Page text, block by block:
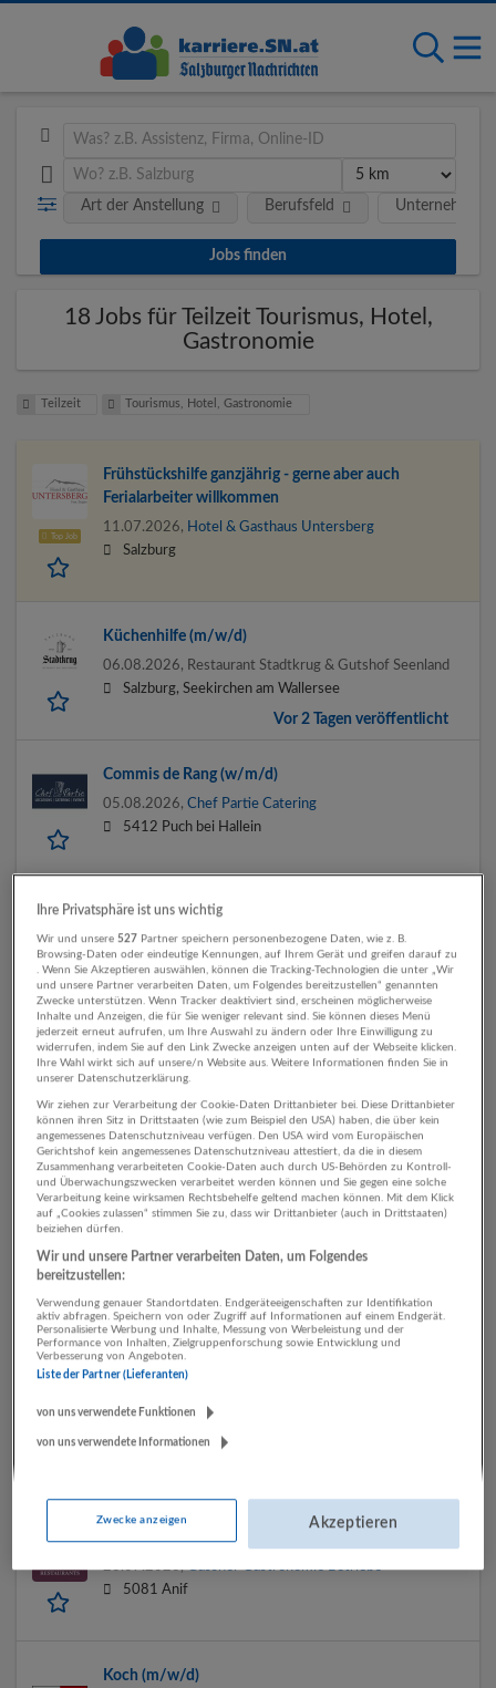
Art der Anstellung Unternehmen
Berufsfeld
18 Jobs für Teilzeit Tourismus, Hotel,
Gastronomie
Teilzeit Tourismus, Hotel, Gastronomie
Top Job
Frühstückshilfe ganzjährig - gerne aber auch
Ferialarbeiter willkommen
11.07.2026, Hotel & Gasthaus Untersberg
Salzburg
Küchenhilfe (m/w/d)
06.08.2026, Restaurant Stadtkrug & Gutshof Seenland
Salzburg, Seekirchen am Wallersee
Vor 2 Tagen veröffentlicht
Commis de Rang (w/m/d)
05.08.2026, Chef Partie Catering
5412 Puch bei Hallein
Geschäftsführung (m/w/d) / Service / Küche
05.08.2026,Restaurant Stadtkrug & Gutshof Seenland
Salzburg, Seekirchen am Wallersee
Servicemitarbeiter für unser à la carte Restaurant
31.07.2026,Bergresort Werfenweng
Hotelbetriebsgesellschaft mbH
5453 Werfenweng
Frontoffice & Backoffice Rezeption **** Hotel im
Zentrum für Visionen Salzburg
30.07.2026,
Kaindl-Hönig Fotostudio+Werbeteam
Salzburg, 5412 Puch bei Hallein, Österreich
5161 Elixhausen
Frühstückskoch m/w/d/* - SCHLOSSWIRT ZU ANIF
5081 Anif
Koch (m/w/d)
Ihre Privatsphäre ist uns wichtig
Wir und unsere 527 Partner speichern personenbezogene Daten, wie z. B.
Browsing-Daten oder eindeutige Kennungen, auf Ihrem Gerät und greifen darauf zu
. Wenn Sie Akzeptieren auswählen, können die Tracking-Technologien die unter „Wir
und unsere Partner verarbeiten Daten, um Folgendes bereitzustellen“ genannten
Zwecke unterstützen. Wenn Tracker deaktiviert sind, erscheinen möglicherweise
Inhalte und Anzeigen, die für Sie weniger relevant sind. Sie können dieses Menü
jederzeit erneut aufrufen, um Ihre Auswahl zu ändern oder Ihre Einwilligung zu
widerrufen, indem Sie auf den Link Zwecke anzeigen unten auf der Webseite klicken.
Ihre Wahl wirkt sich auf unsere/n Website aus. Weitere Informationen finden Sie in
unserer Datenschutzerklärung.
Wir ziehen zur Verarbeitung der Cookie-Daten Drittanbieter bei. Diese Drittanbieter
können ihren Sitz in Drittstaaten (wie zum Beispiel den USA) haben, die über kein
angemessenes Datenschutzniveau verfügen. Den USA wird vom Europäischen
Gerichtshof kein angemessenes Datenschutzniveau attestiert, da die in diesem
Zusammenhang verarbeiteten Cookie-Daten auch durch US-Behörden zu Kontroll-
und Überwachungszwecken verarbeitet werden können und Sie gegen eine solche
Verarbeitung keine wirksamen Rechtsbehelfe geltend machen können. Mit dem Klick
auf „Cookies zulassen“ stimmen Sie zu, dass wir Drittanbieter (auch in Drittstaaten)
beiziehen dürfen.
Wir und unsere Partner verarbeiten Daten, um Folgendes
bereitzustellen:
Verwendung genauer Standortdaten. Endgeräteeigenschaften zur Identifikation
aktiv abfragen. Speichern von oder Zugriff auf Informationen auf einem Endgerät.
Personalisierte Werbung und Inhalte, Messung von Werbeleistung und der
Performance von Inhalten, Zielgruppenforschung sowie Entwicklung und
Verbesserung von Angeboten.
Liste der Partner (Lieferanten)
von uns verwendete Funktionen
von uns verwendete Informationen
Zwecke anzeigen Akzeptieren